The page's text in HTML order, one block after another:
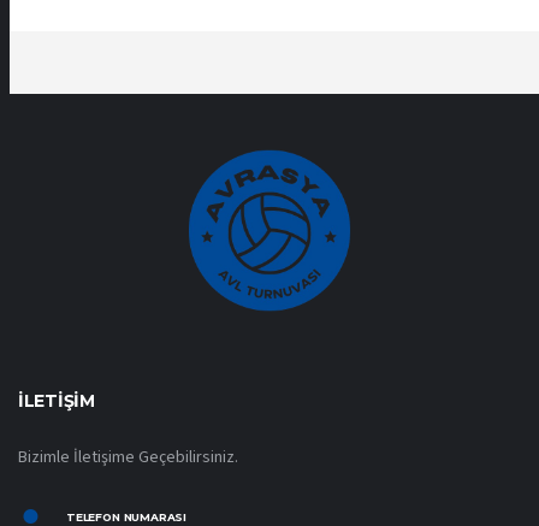
İLETIŞIM
Bizimle İletişime Geçebilirsiniz.
TELEFON NUMARASI